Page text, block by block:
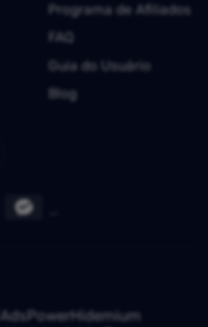
Programa de Afiliados
FAQ
Guia do Usuário
Blog
AdsPowerHidemium